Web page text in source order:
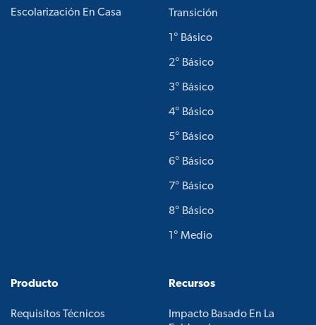
Escolarización En Casa Transición
1° Básico
2° Básico
3° Básico
4° Básico
5° Básico
6° Básico
7° Básico
8° Básico
1° Medio
Producto
Requisitos Técnicos
Recursos
Impacto Basado En La